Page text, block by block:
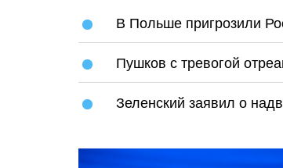
В Польше пригрозили
Пушков с тревогой
Зеленский заявил о